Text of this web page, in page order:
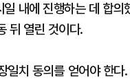
내에 진행하는 데 합의
뒤 열린 것이다.
일치 동의를 얻어야 한